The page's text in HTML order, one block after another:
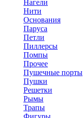
Нагели
Нити
Основания
Паруса
Петли
Пиллерсы
Помпы
Прочее
Пушечные порты
Пушки
Решетки
Рымы
Трапы
Фигуры